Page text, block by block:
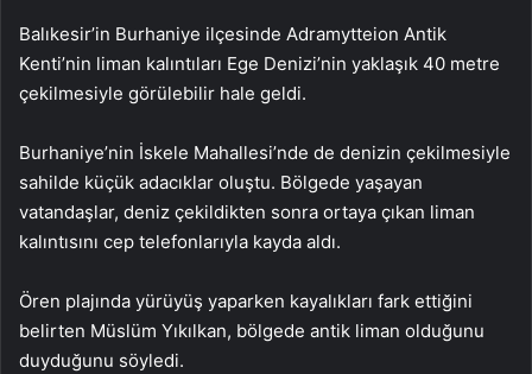
Balıkesir’in Burhaniye ilçesinde Adramytteion Antik
Kenti’nin liman kalıntıları Ege Denizi’nin yaklaşık 40 metre
çekilmesiyle görülebilir hale geldi.
Burhaniye’nin İskele Mahallesi’nde de denizin çekilmesiyle
sahilde küçük adacıklar oluştu. Bölgede yaşayan
vatandaşlar, deniz çekildikten sonra ortaya çıkan liman
kalıntısını cep telefonlarıyla kayda aldı.
Ören plajında yürüyüş yaparken kayalıkları fark ettiğini
belirten Müslüm Yıkılkan, bölgede antik liman olduğunu
duyduğunu söyledi.